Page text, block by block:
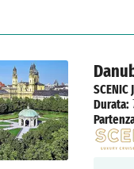
SCENIC
Durata: